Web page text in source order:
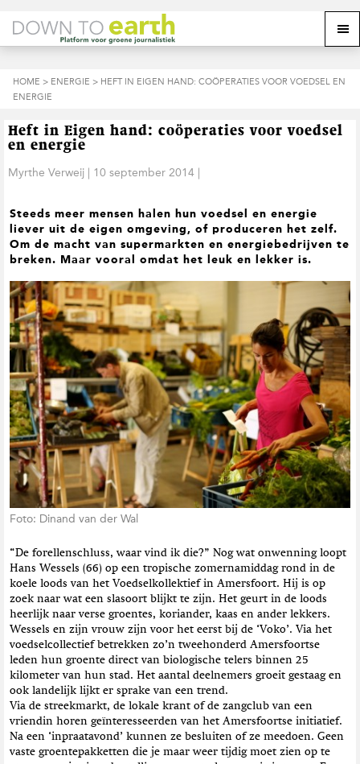
p
r
n
a
a
d
o
o
f
d
a
v
i
g
a
t
e
o
o
n
r
d
h
f
d
i
n
o
u
d
p
r
n
a
a
d
o
e
t
t
k
s
t
M
n
HOME > ENERGIE > HEFT IN EIGEN HAND: COÖPERATIES VOOR VOEDSEL EN
ENERGIE
Heft in Eigen hand: coöperaties voor voedsel
en energie
Myrthe Verweij | 10 september 2014 |
Steeds meer mensen halen hun voedsel en energie
liever uit de eigen omgeving, of produceren het zelf.
Om de macht van supermarkten en energiebedrijven te
breken. Maar vooral omdat het leuk en lekker is.
Foto: Dinand van der Wal
“De forellenschluss, waar vind ik die?” Nog wat onwenning loopt
Hans Wessels (66) op een tropische zomernamiddag rond in de
koele loods van het Voedselkollektief in Amersfoort. Hij is op
zoek naar wat een slasoort blijkt te zijn. Het geurt in de loods
heerlijk naar verse groentes, koriander, kaas en ander lekkers.
Wessels en zijn vrouw zijn voor het eerst bij de ‘Voko’. Via het
voedselcollectief betrekken zo’n tweehonderd Amersfoortse
leden hun groente direct van biologische telers binnen 25
kilometer van hun stad. Het aantal deelnemers groeit gestaag en
ook landelijk lijkt er sprake van een trend.
Via de streekmarkt, de lokale krant of de zangclub van een
vriendin horen geïnteresseerden van het Amersfoortse initiatief.
Na een ‘inpraatavond’ kunnen ze besluiten of ze meedoen. Geen
vaste groentepakketten die je maar weer tijdig moet zien op te